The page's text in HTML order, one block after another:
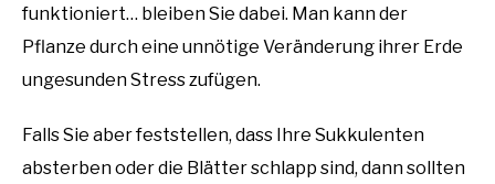
funktioniert… bleiben Sie dabei. Man kann der
Pflanze durch eine unnötige Veränderung ihrer Erde
ungesunden Stress zufügen.
Falls Sie aber feststellen, dass Ihre Sukkulenten
absterben oder die Blätter schlapp sind, dann sollten